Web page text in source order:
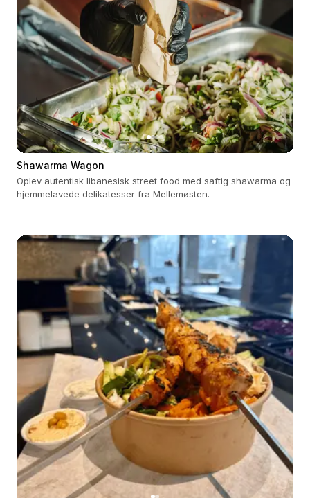
Shawarma Wagon
Oplev autentisk libanesisk street food med saftig shawarma og
hjemmelavede delikatesser fra Mellemøsten.